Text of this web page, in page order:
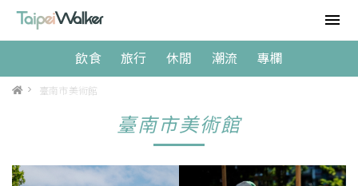
飲食 旅行 休閒 潮流 專欄
> 臺南市美術館
臺南市美術館